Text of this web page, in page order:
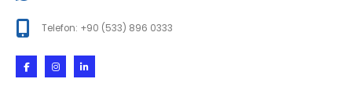
Telefon: +90 (533) 896 0333